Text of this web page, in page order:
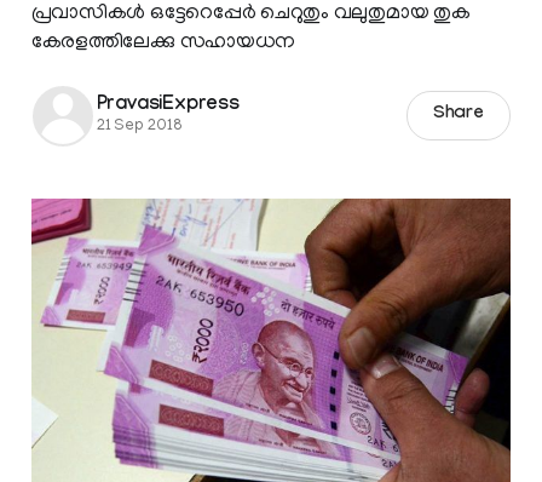
പ്രവാസികള്‍ ഒട്ടേറെപ്പേര്‍ ചെറുതും വലുതുമായ തുക
കേരളത്തിലേക്കു സഹായധന
PravasiExpress
21 Sep 2018
Share